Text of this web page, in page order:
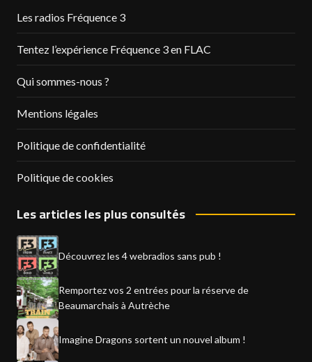
Les radios Fréquence 3
Tentez l’expérience Fréquence 3 en FLAC
Qui sommes-nous ?
Mentions légales
Politique de confidentialité
Politique de cookies
Les articles les plus consultés
Découvrez les 4 webradios sans pub !
Remportez vos 2 entrées pour la réserve de
Beaumarchais à Autrèche
Imagine Dragons sortent un nouvel album !